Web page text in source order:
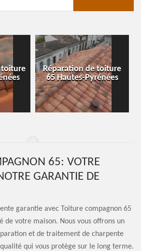
toiture
Réparation de toiture
65 Hautes-Pyrénées
65: VOTRE
GARANTIE DE
garantie avec Toiture compagnon 65
de votre maison. Nous vous offrons un
et de traitement de charpente
qui vous protège sur le long terme.